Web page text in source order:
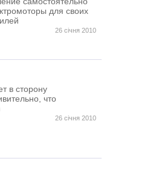
для своих
26 січня 2010
в сторону
что
26 січня 2010